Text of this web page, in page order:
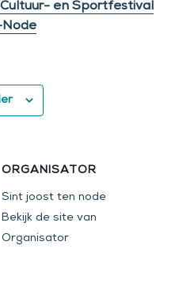
en Sportfestival
ORGANISATOR
Sint joost ten node
Bekijk de site van
Organisator